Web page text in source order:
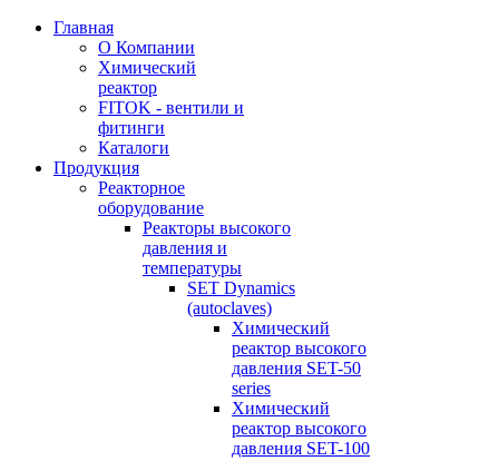
Главная
О Компании
Химический
реактор
FITOK - вентили и
фитинги
Каталоги
Продукция
Реакторное
оборудование
Реакторы высокого
давления и
температуры
SET Dynamics
(autoclaves)
Химический
реактор высокого
давления SET-50
series
Химический
реактор высокого
давления SET-100